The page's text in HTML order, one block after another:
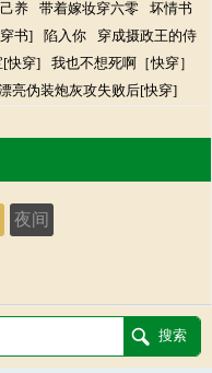
养 带着嫁妆穿六零
坏情书
书] 陷入你
穿成摄政王的侍
[快穿]
我也不想死啊［快穿］
亮伪装炮灰攻失败后[快穿]
夜间